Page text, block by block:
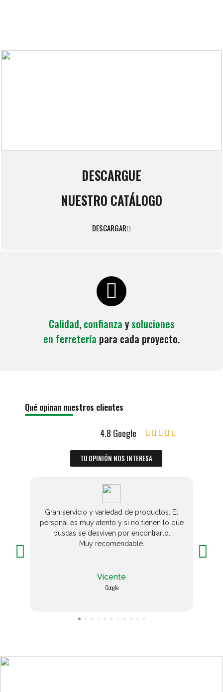
DESCARGUE
NUESTRO CATÁLOGO
DESCARGAR
Calidad, confianza y soluciones
en ferretería para cada proyecto.
Qué opinan nuestros clientes
4.8 Google     
TU OPINIÓN NOS INTERESA
Gran servicio y variedad de productos. El
personal es muy atento y si no tienen lo que
buscas se desviven por encontrarlo.
Muy recomendable.
Vicente
Google